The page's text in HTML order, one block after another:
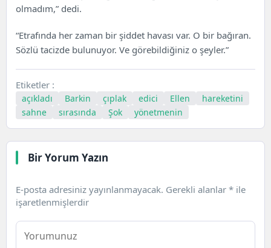
olmadım,” dedi.
“Etrafında her zaman bir şiddet havası var. O bir bağıran.
Sözlü tacizde bulunuyor. Ve görebildiğiniz o şeyler.”
Etiketler :
açıkladı Barkin çıplak edici Ellen
hareketini
sahne
sırasında Şok yönetmenin
Bir Yorum Yazın
E-posta adresiniz yayınlanmayacak. Gerekli alanlar * ile
işaretlenmişlerdir